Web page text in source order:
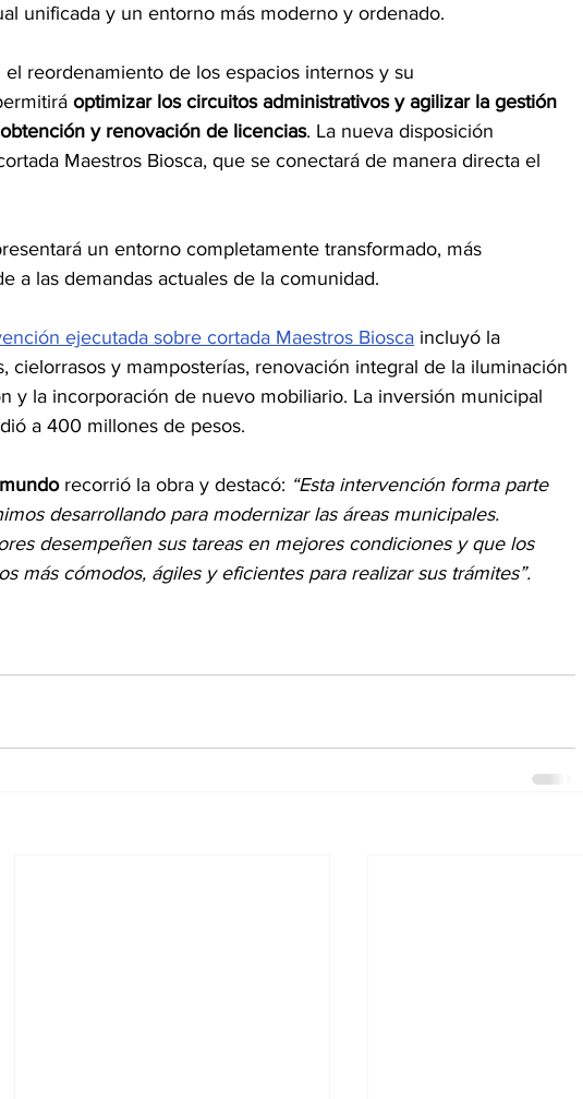
unificada y un entorno más moderno y ordenado.
reordenamiento de los espacios internos y su
optimizar los circuitos administrativos y agilizar la gestión
y renovación de licencias. La nueva disposición
Maestros Biosca, que se conectará de manera directa el
un entorno completamente transformado, más
a las demandas actuales de la comunidad.
ejecutada sobre cortada Maestros Biosca incluyó la
cielorrasos y mamposterías, renovación integral de la iluminación
y la incorporación de nuevo mobiliario. La inversión municipal
a 400 millones de pesos.
recorrió la obra y destacó: “Esta intervención forma parte
desarrollando para modernizar las áreas municipales.
desempeñen sus tareas en mejores condiciones y que los
más cómodos, ágiles y eficientes para realizar sus trámites”.